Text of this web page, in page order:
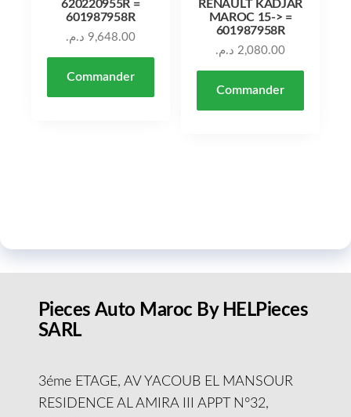
620220955R =
601987958R
9,648.00 د.م.
Commander
RENAULT KADJAR
MAROC 15-> =
601987958R
2,080.00 د.م.
Commander
Pieces Auto Maroc By HELPieces
SARL
3éme ETAGE, AV YACOUB EL MANSOUR
RESIDENCE AL AMIRA III APPT N°32,